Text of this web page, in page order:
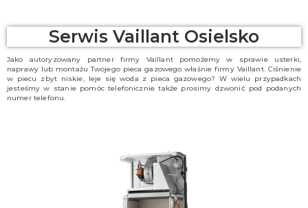
Serwis Vaillant Osielsko
Jako autoryzowany partner firmy Vaillant pomożemy w sprawie usterki,
naprawy lub montażu Twojego pieca gazowego właśnie firmy Vaillant. Ciśnienie
w piecu zbyt niskie, leje się woda z pieca gazowego? W wielu przypadkach
jesteśmy w stanie pomóc telefonicznie także prosimy dzwonić pod podanych
numer telefonu.